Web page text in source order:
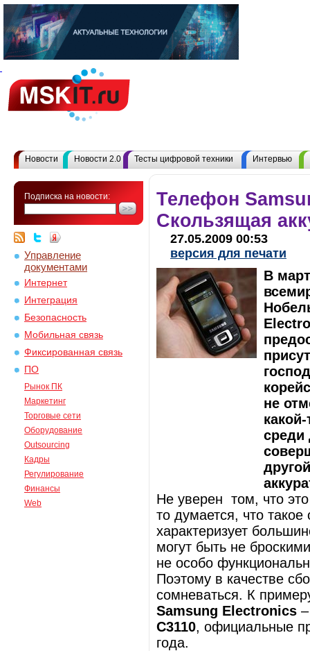
Новости Новости 2.0 Тесты цифровой техники Интервью
Подписка на новости:
Управление
документами
Интернет
Интеграция
Безопасность
Мобильная связь
Фиксированная связь
ПО
Рынок ПК
Маркетинг
Торговые сети
Оборудование
Outsourcing
Кадры
Регулирование
Финансы
Web
Телефон
Скользящая
27.05.2009 00:53
версия для печати
В
не
среди
Не уверен том, что
то думается, что
характеризует
могут быть не
не особо
Поэтому в качестве
сомневаться. К
Samsung Electronics
C3110, официальные
года.